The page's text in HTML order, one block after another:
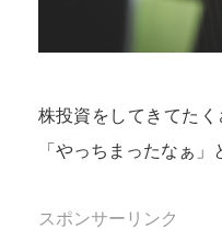
株投資をしてきてた
「やっちまったなぁ」
スポンサーリンク